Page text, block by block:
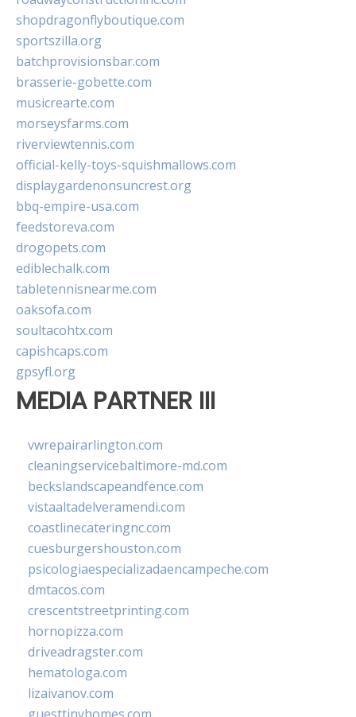
shopdragonflyboutique.com
sportszilla.org
batchprovisionsbar.com
brasserie-gobette.com
musicrearte.com
morseysfarms.com
riverviewtennis.com
official-kelly-toys-squishmallows.com
displaygardenonsuncrest.org
bbq-empire-usa.com
feedstoreva.com
drogopets.com
ediblechalk.com
tabletennisnearme.com
oaksofa.com
soultacohtx.com
capishcaps.com
gpsyfl.org
MEDIA PARTNER III
vwrepairarlington.com
cleaningservicebaltimore-md.com
beckslandscapeandfence.com
vistaaltadelveramendi.com
coastlinecateringnc.com
cuesburgershouston.com
psicologiaespecializadaencampeche.com
dmtacos.com
crescentstreetprinting.com
hornopizza.com
driveadragster.com
hematologa.com
lizaivanov.com